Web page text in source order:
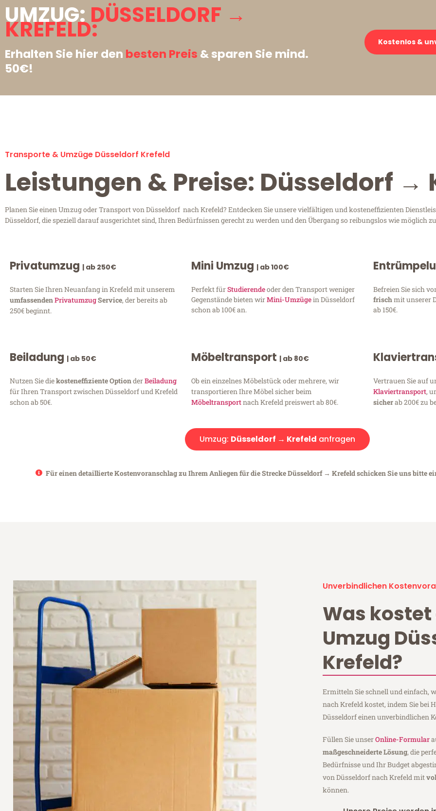
UMZUG:DÜSSELDORF →
KREFELD:
Erhalten Sie hier den besten Preis & sparen Sie mind.
50€!
Kostenlos &
Transporte & Umzüge Düsseldorf Krefeld
Leistungen & Preise: Düsseldorf →
Planen Sie einen Umzug oder Transport von Düsseldorf nach Krefeld? Entdecken Sie unsere vielfältigen und kosteneffizienten
Düsseldorf, die speziell darauf ausgerichtet sind, Ihren Bedürfnissen gerecht zu werden und den Übergang so reibungslos wie möglich
Privatumzug | ab 250€
Starten Sie Ihren Neuanfang in Krefeld mit unserem
umfassendenPrivatumzugService, der bereits ab
250€ beginnt.
Mini Umzug | ab 100€
Perfekt fürStudierendeoder den Transport weniger
Gegenstände bieten wirMini-Umzügein Düsseldorf
schon ab 100€ an.
Befreien Sie sich
frischmit unserer
ab 150€.
Beiladung | ab 50€
Nutzen Sie diekosteneffiziente OptionderBeiladung
für Ihren Transport zwischen Düsseldorf und Krefeld
schon ab 50€.
Möbeltransport | ab 80€
Ob ein einzelnes Möbelstück oder mehrere, wir
transportieren Ihre Möbel sicher beim
Möbeltransportnach Krefeld preiswert ab 80€.
Vertrauen Sie auf
Klaviertransport,
sicherab 200€ zu
Umzug: Düsseldorf → Krefeld anfragen
Für einen detaillierte Kostenvoranschlag zu Ihrem Anliegen für die Strecke Düsseldorf → Krefeld schicken Sie uns bitte
Unverbindlichen
Was kostet
Umzug
Krefeld?
Ermitteln Sie schnell und einfach,
nach Krefeld kostet, indem Sie bei
Düsseldorf einen unverbindlichen
Füllen Sie unserOnline-Formular
maßgeschneiderte Lösung, die
Bedürfnisse und Ihr Budget
von Düsseldorf nach Krefeld mit
können.